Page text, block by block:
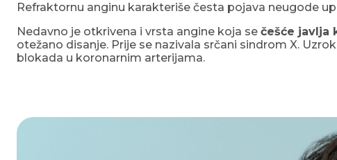
Refraktornu anginu karakteriše česta pojava neugode
Nedavno je otkrivena i vrsta angine koja se češće javlja
otežano disanje. Prije se nazivala srčani sindrom X.
blokada u koronarnim arterijama.